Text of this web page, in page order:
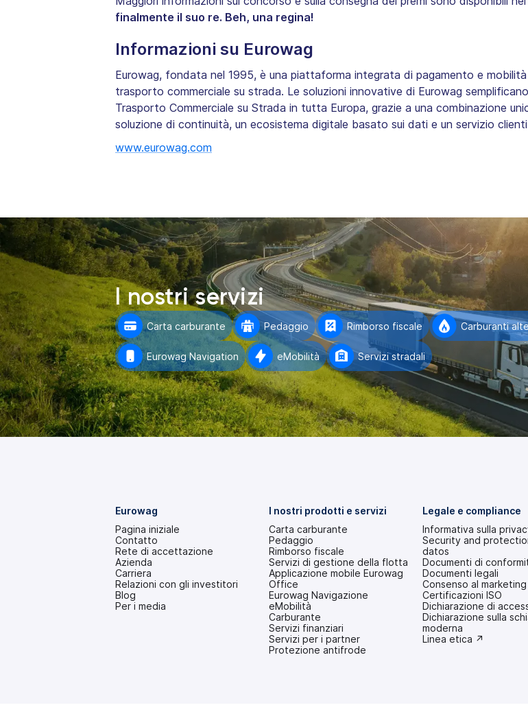
finalmente il suo re. Beh, una regina!
Informazioni su Eurowag
Eurowag, fondata nel 1995, è una piattaforma integrata di pagamento e
trasporto commerciale su strada. Le soluzioni innovative di Eurowag
Trasporto Commerciale su Strada in tutta Europa, grazie a una combinazione
soluzione di continuità, un ecosistema digitale basato sui dati e un servizio
www.eurowag.com
I nostri servizi
Carta carburante Pedaggio Rimborso fiscale Carburanti
Eurowag Navigation eMobilità Servizi stradali
Eurowag
Pagina iniziale
Contatto
Rete di accettazione
Azienda
Carriera
Relazioni con gli investitori
(si
apre
Blog
Per i media
I nostri prodotti e servizi
Carta carburante
Pedaggio
Rimborso fiscale
Servizi di gestione della flotta
Applicazione mobile Eurowag
Office
Eurowag Navigazione
eMobilità
Carburante
Servizi finanziari
Servizi per i partner
Protezione antifrode
Legale e compliance
Informativa sulla
Security and
datos
Documenti di
Documenti legali
Consenso al marketing
Certificazioni ISO
Dichiarazione di
(si
apre
in
Dichiarazione sulla
moderna
(si
Linea etica ↗